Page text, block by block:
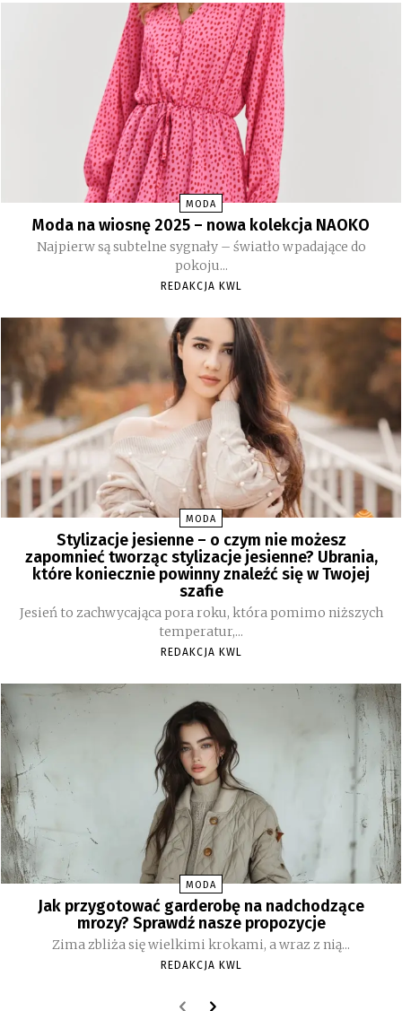
MODA
Moda na wiosnę 2025 – nowa kolekcja NAOKO
Najpierw są subtelne sygnały – światło wpadające do
pokoju...
REDAKCJA KWL
MODA
Stylizacje jesienne – o czym nie możesz
zapomnieć tworząc stylizacje jesienne? Ubrania,
które koniecznie powinny znaleźć się w Twojej
szafie
Jesień to zachwycająca pora roku, która pomimo niższych
temperatur,...
REDAKCJA KWL
MODA
Jak przygotować garderobę na nadchodzące
mrozy? Sprawdź nasze propozycje
Zima zbliża się wielkimi krokami, a wraz z nią...
REDAKCJA KWL